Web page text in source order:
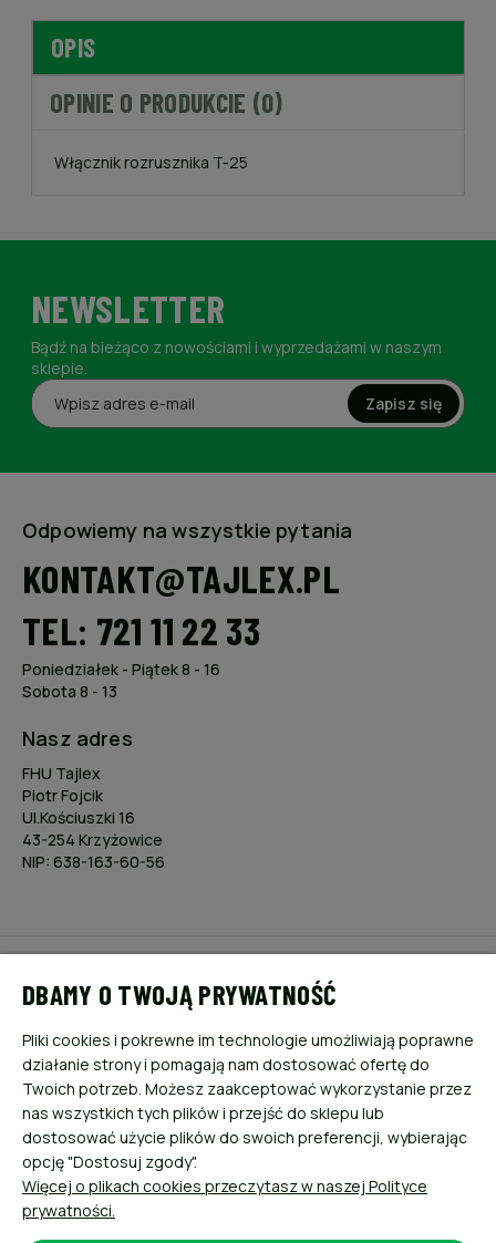
OPIS
OPINIE O PRODUKCIE (0)
Włącznik rozrusznika T-25
NEWSLETTER
Bądź na bieżąco z nowościami i wyprzedażami w naszym
sklepie.
Zapisz się
Odpowiemy na wszystkie pytania
KONTAKT@TAJLEX.PL
TEL: 721 11 22 33
Poniedziałek - Piątek 8 - 16
Sobota 8 - 13
Nasz adres
FHU Tajlex
Piotr Fojcik
Ul.Kościuszki 16
43-254 Krzyżowice
NIP: 638-163-60-56
PŁATNOŚCI I DOSTAWA
INFORMACJE
O NAS
DBAMY O TWOJĄ PRYWATNOŚĆ
Pliki cookies i pokrewne im technologie umożliwiają poprawne
działanie strony i pomagają nam dostosować ofertę do
Twoich potrzeb. Możesz zaakceptować wykorzystanie przez
nas wszystkich tych plików i przejść do sklepu lub
dostosować użycie plików do swoich preferencji, wybierając
opcję "Dostosuj zgody".
Więcej o plikach cookies przeczytasz w naszej Polityce
prywatności.